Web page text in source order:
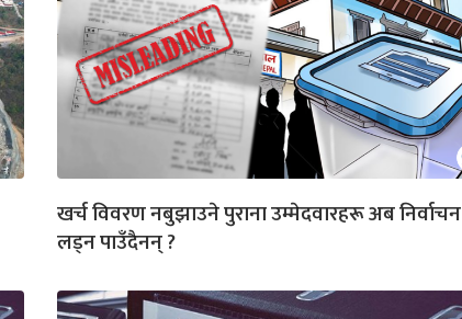
खर्च विवरण नबुझाउने पुराना उम्मेदवारहरू अब निर्वाचन
लड्न पाउँदैनन् ?